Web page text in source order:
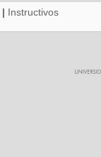
| Instructivos